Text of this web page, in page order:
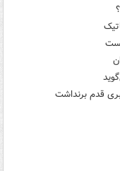
قدم برنداشت